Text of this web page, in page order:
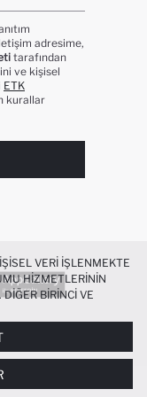
adresime,
tarafından
ve kişisel
ETK
kurallar
TIŞÖRT
TIŞÖRT
VERI IŞLENMEKTE
HIZMETLERININ
BIRINCI VE
KILINMASI VE
SIZLERE
AMAÇLARIYLA
DAIR TERCIHLERINIZI
ZAMAN YÖNETEBILIR,